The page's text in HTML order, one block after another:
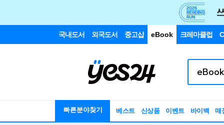
국내도서 외국도서 중고샵 eBook 크레마클럽
빠른분야찾기 베스트 신상품 이벤트 바이백 매